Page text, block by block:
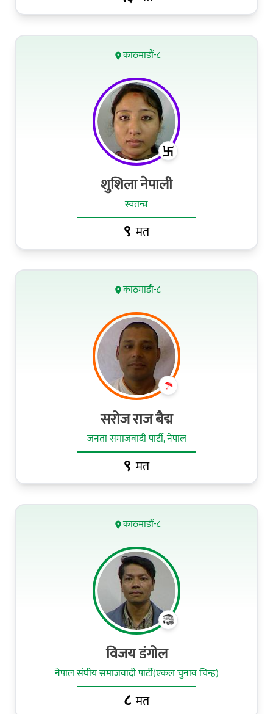
काठमाडौं-८
शुशिला नेपाली
स्वतन्त्र
९ मत
काठमाडौं-८
सरोज राज बैद्म
जनता समाजवादी पार्टी, नेपाल
९ मत
काठमाडौं-८
विजय डंगोल
नेपाल संघीय समाजवादी पार्टी(एकल चुनाव चिन्ह)
८ मत